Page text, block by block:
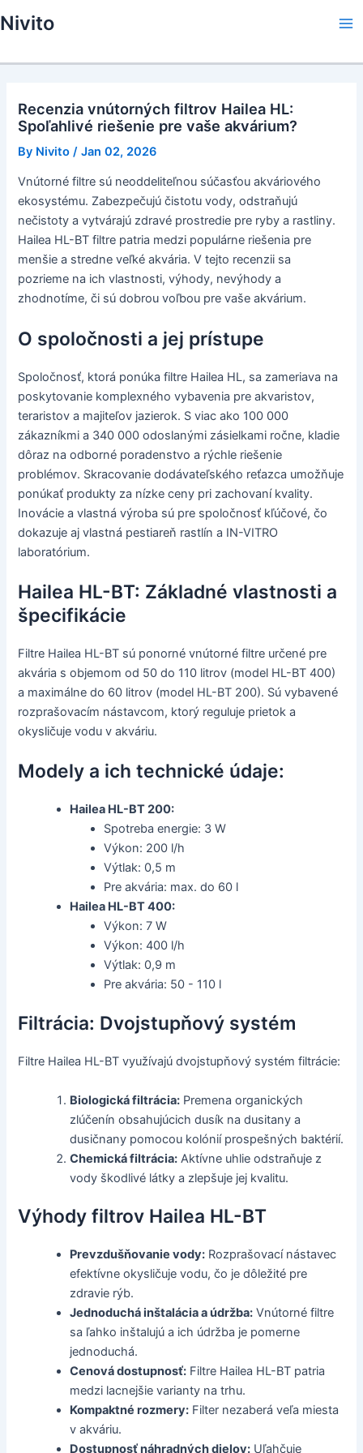
to
Nivito
Recenzia vnútorných filtrov Hailea HL:
Spoľahlivé riešenie pre vaše akvárium?
By Nivito /Jan 02, 2026
Vnútorné filtre sú neoddeliteľnou súčasťou akváriového
ekosystému. Zabezpečujú čistotu vody, odstraňujú
nečistoty a vytvárajú zdravé prostredie pre ryby a rastliny.
Hailea HL-BT filtre patria medzi populárne riešenia pre
menšie a stredne veľké akvária. V tejto recenzii sa
pozrieme na ich vlastnosti, výhody, nevýhody a
zhodnotíme, či sú dobrou voľbou pre vaše akvárium.
O spoločnosti a jej prístupe
Spoločnosť, ktorá ponúka filtre Hailea HL, sa zameriava na
poskytovanie komplexného vybavenia pre akvaristov,
teraristov a majiteľov jazierok. S viac ako 100 000
zákazníkmi a 340 000 odoslanými zásielkami ročne, kladie
dôraz na odborné poradenstvo a rýchle riešenie
problémov. Skracovanie dodávateľského reťazca umožňuje
ponúkať produkty za nízke ceny pri zachovaní kvality.
Inovácie a vlastná výroba sú pre spoločnosť kľúčové, čo
dokazuje aj vlastná pestiareň rastlín a IN-VITRO
laboratórium.
Hailea HL-BT: Základné vlastnosti a
špecifikácie
Filtre Hailea HL-BT sú ponorné vnútorné filtre určené pre
akvária s objemom od 50 do 110 litrov (model HL-BT 400)
a maximálne do 60 litrov (model HL-BT 200). Sú vybavené
rozprašovacím nástavcom, ktorý reguluje prietok a
okysličuje vodu v akváriu.
Modely a ich technické údaje:
Hailea HL-BT 200:
Spotreba energie: 3 W
Výkon: 200 l/h
Výtlak: 0,5 m
Pre akvária: max. do 60 l
Hailea HL-BT 400:
Výkon: 7 W
Výkon: 400 l/h
Výtlak: 0,9 m
Pre akvária: 50 - 110 l
Filtrácia: Dvojstupňový systém
Filtre Hailea HL-BT využívajú dvojstupňový systém filtrácie:
Biologická filtrácia: Premena organických
zlúčenín obsahujúcich dusík na dusitany a
dusičnany pomocou kolónií prospešných baktérií.
Chemická filtrácia: Aktívne uhlie odstraňuje z
vody škodlivé látky a zlepšuje jej kvalitu.
Výhody filtrov Hailea HL-BT
Prevzdušňovanie vody: Rozprašovací nástavec
efektívne okysličuje vodu, čo je dôležité pre
zdravie rýb.
Jednoduchá inštalácia a údržba: Vnútorné filtre
sa ľahko inštalujú a ich údržba je pomerne
jednoduchá.
Cenová dostupnosť: Filtre Hailea HL-BT patria
medzi lacnejšie varianty na trhu.
Kompaktné rozmery: Filter nezaberá veľa miesta
v akváriu.
Dostupnosť náhradných dielov: Uľahčuje